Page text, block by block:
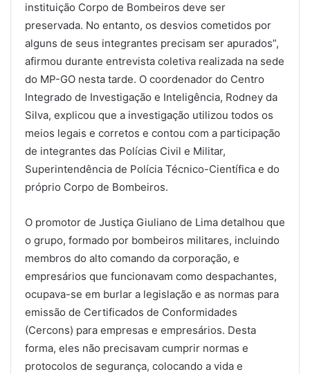
instituição Corpo de Bombeiros deve ser
preservada. No entanto, os desvios cometidos por
alguns de seus integrantes precisam ser apurados”,
afirmou durante entrevista coletiva realizada na sede
do MP-GO nesta tarde. O coordenador do Centro
Integrado de Investigação e Inteligência, Rodney da
Silva, explicou que a investigação utilizou todos os
meios legais e corretos e contou com a participação
de integrantes das Polícias Civil e Militar,
Superintendência de Polícia Técnico-Científica e do
próprio Corpo de Bombeiros.
O promotor de Justiça Giuliano de Lima detalhou que
o grupo, formado por bombeiros militares, incluindo
membros do alto comando da corporação, e
empresários que funcionavam como despachantes,
ocupava-se em burlar a legislação e as normas para
emissão de Certificados de Conformidades
(Cercons) para empresas e empresários. Desta
forma, eles não precisavam cumprir normas e
protocolos de segurança, colocando a vida e